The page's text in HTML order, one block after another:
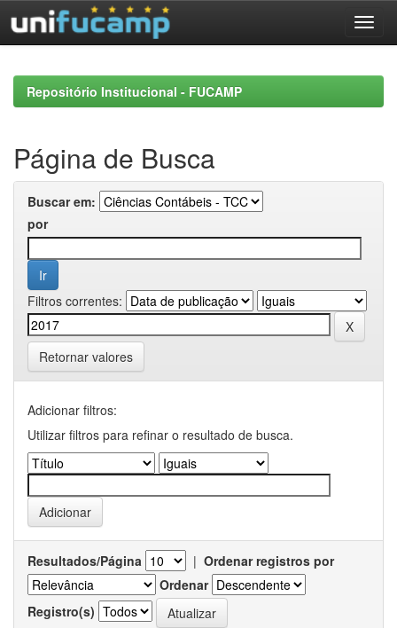
navigationRepositório Institucional - FUCAMP
Página de Busca
Buscar em:
por
Filtros correntes:
Retornar valores
Adicionar filtros:
Utilizar filtros para refinar o resultado de busca.
Resultados/Página | Ordenar registros por
Ordenar
Registro(s)